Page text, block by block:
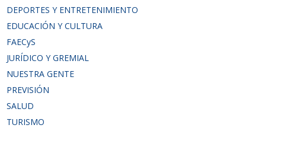
DEPORTES Y ENTRETENIMIENTO
EDUCACIÓN Y CULTURA
FAECyS
JURÍDICO Y GREMIAL
NUESTRA GENTE
PREVISIÓN
SALUD
TURISMO